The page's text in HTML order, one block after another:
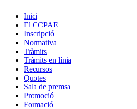
Inici
El CCPAE
Inscripció
Normativa
Tràmits
Tràmits en línia
Recursos
Quotes
Sala de premsa
Promoció
Formació